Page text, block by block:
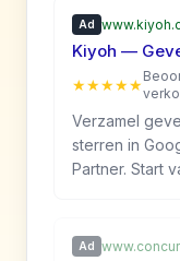
Ad
Kiyoh —
★★★★★
Verzamel
sterren in
Partner. Start
Ad